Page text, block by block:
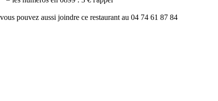
vous pouvez aussi joindre ce restaurant au 04 74 61 87 84